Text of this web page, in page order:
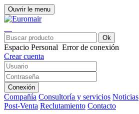
Ouvrir le menu
Ok
Espacio Personal Error de conexión
Crear cuenta
Conexión
Compañía Consultoría y servicios Noticias
Post-Venta Reclutamiento Contacto